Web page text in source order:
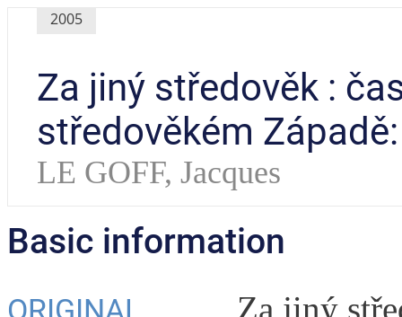
2005
Za jiný středověk :
středověkém
LE GOFF, Jacques
Basic information
Za jiný